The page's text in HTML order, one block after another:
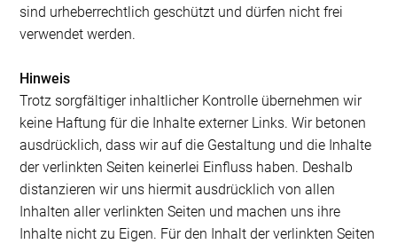
sind urheberrechtlich geschützt und dürfen nicht frei
verwendet werden.
Hinweis
Trotz sorgfältiger inhaltlicher Kontrolle übernehmen wir
keine Haftung für die Inhalte externer Links. Wir betonen
ausdrücklich, dass wir auf die Gestaltung und die Inhalte
der verlinkten Seiten keinerlei Einfluss haben. Deshalb
distanzieren wir uns hiermit ausdrücklich von allen
Inhalten aller verlinkten Seiten und machen uns ihre
Inhalte nicht zu Eigen. Für den Inhalt der verlinkten Seiten